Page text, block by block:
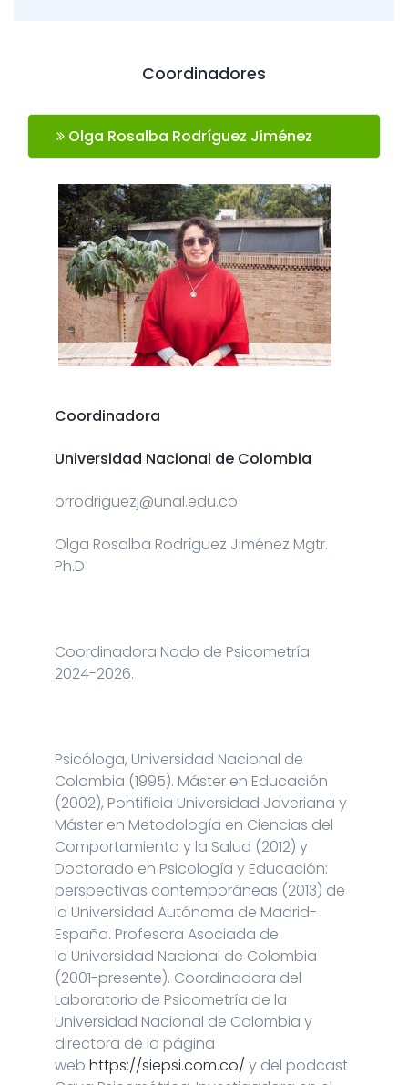
Coordinadores
Olga Rosalba Rodríguez Jiménez
Coordinadora
Universidad Nacional de Colombia
orrodriguezj@unal.edu.co
Olga Rosalba Rodríguez Jiménez Mgtr.
Ph.D
Coordinadora Nodo de Psicometría
2024-2026.
Psicóloga, Universidad Nacional de
Colombia (1995). Máster en Educación
(2002), Pontificia Universidad Javeriana y
Máster en Metodología en Ciencias del
Comportamiento y la Salud (2012) y
Doctorado en Psicología y Educación:
perspectivas contemporáneas (2013) de
la Universidad Autónoma de Madrid-
España. Profesora Asociada de
la Universidad Nacional de Colombia
(2001-presente). Coordinadora del
Laboratorio de Psicometría de la
Universidad Nacional de Colombia y
directora de la página
web https://siepsi.com.co/ y del podcast